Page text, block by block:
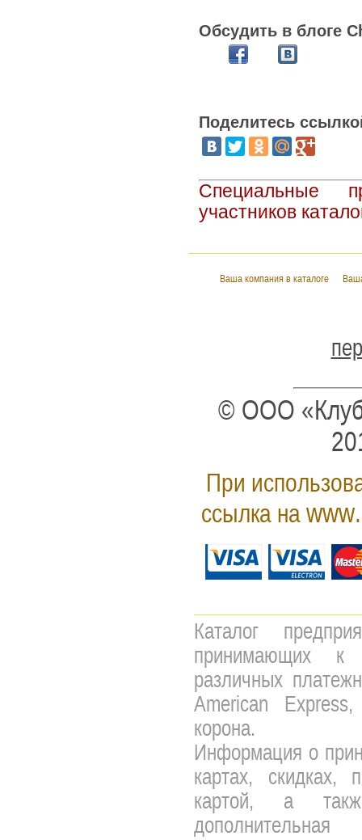
Обсудить в блоге
Поделитесь
Специальные
участников
Ваша компания в каталоге
© ООО
При
ссылка на
Каталог
принимающих к
различных
American
корона.
Информация о
картах, скидках,
картой, а